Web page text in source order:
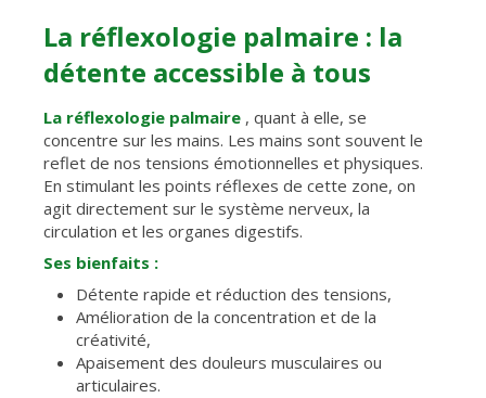
La réflexologie palmaire : la
détente accessible à tous
La réflexologie palmaire , quant à elle, se
concentre sur les mains. Les mains sont souvent le
reflet de nos tensions émotionnelles et physiques.
En stimulant les points réflexes de cette zone, on
agit directement sur le système nerveux, la
circulation et les organes digestifs.
Ses bienfaits :
Détente rapide et réduction des tensions,
Amélioration de la concentration et de la
créativité,
Apaisement des douleurs musculaires ou
articulaires.